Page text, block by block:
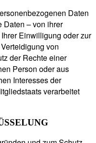
Daten
Daten – von ihrer
Einwilligung oder zur
von
der Rechte einer
Person oder aus
Interesses der
verarbeitet